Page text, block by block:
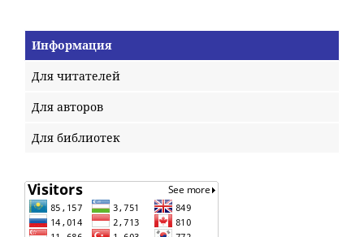
Информация
Для читателей
Для авторов
Для библиотек